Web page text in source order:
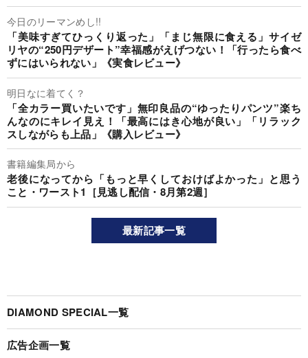
今日のリーマンめし!!
「美味すぎてひっくり返った」「まじ無限に食える」サイゼ
リヤの“250円デザート”幸福感がえげつない！「行ったら食べ
ずにはいられない」《実食レビュー》
明日なに着てく？
「全カラー買いたいです」無印良品の“ゆったりパンツ”楽ち
んなのにキレイ見え！「最高にはき心地が良い」「リラック
スしながらも上品」《購入レビュー》
書籍編集局から
老後になってから「もっと早くしておけばよかった」と思う
こと・ワースト1［見逃し配信・8月第2週］
最新記事一覧
DIAMOND SPECIAL一覧
広告企画一覧